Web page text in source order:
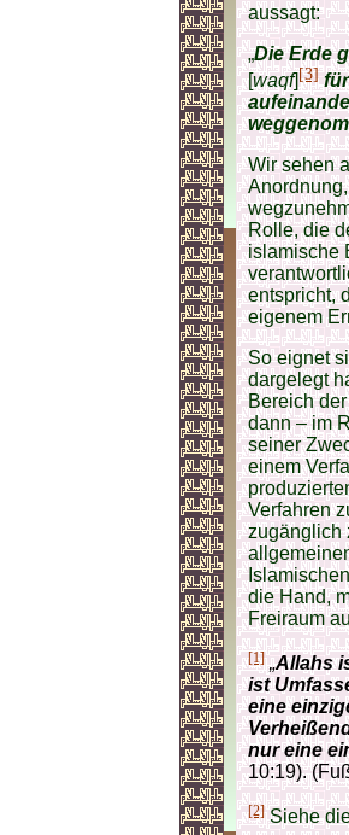
aussagt:
„Die Erde
[waqf][3]für
Wir sehen
Rolle, die
islamische
entspricht,
eigenem
So eignet
dargelegt
Bereich
dann – im
seiner
einem
Verfahren
zugänglich
die Hand,
Freiraum
[1] „Allahs
ist
eine
nur eine
10:19).
[2]Siehe